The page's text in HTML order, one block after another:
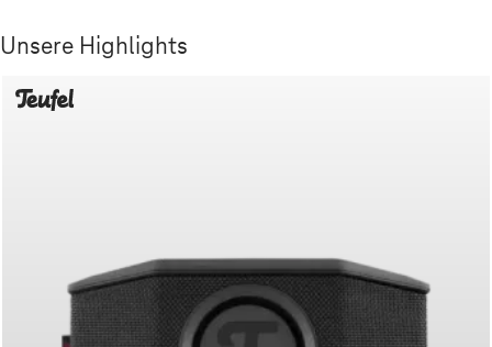
Unsere Highlights